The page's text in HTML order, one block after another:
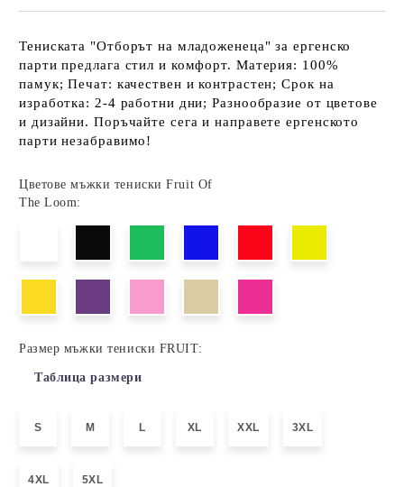
Тениската "Отборът на младоженеца" за ергенско
парти предлага стил и комфорт. Материя: 100%
памук; Печат: качествен и контрастен; Срок на
изработка: 2-4 работни дни; Разнообразие от цветове
и дизайни. Поръчайте сега и направете ергенското
парти незабравимо!
Цветове мъжки тениски Fruit Of
The Loom:
Размер мъжки тениски FRUIT:
Таблица размери
S M L XL XXL 3XL
4XL 5XL